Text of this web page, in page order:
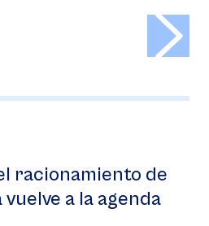
racionamiento de
a la agenda